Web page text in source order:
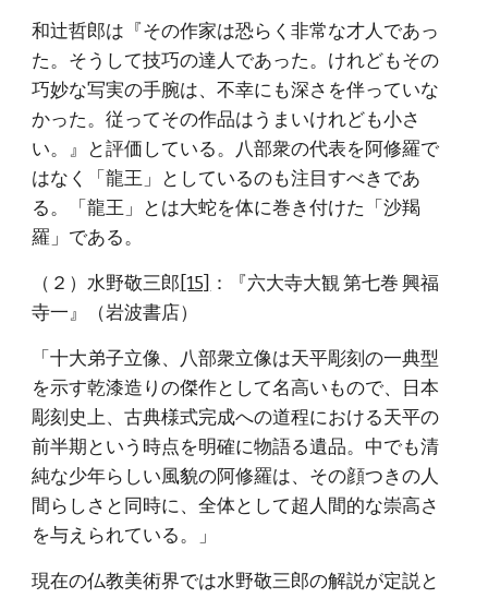
和辻哲郎は『その作家は恐らく非常な才人であっ
た。そうして技巧の達人であった。けれどもその
巧妙な写実の手腕は、不幸にも深さを伴っていな
かった。従ってその作品はうまいけれども小さ
い。』と評価している。八部衆の代表を阿修羅で
はなく「龍王」としているのも注目すべきであ
る。「龍王」とは大蛇を体に巻き付けた「沙羯
羅」である。
（２）水野敬三郎 [15]
：『六大寺大観 第七巻 興福
寺一』（岩波書店）
「十大弟子立像、八部衆立像は天平彫刻の一典型
を示す乾漆造りの傑作として名高いもので、日本
彫刻史上、古典様式完成への道程における天平の
前半期という時点を明確に物語る遺品。中でも清
純な少年らしい風貌の阿修羅は、その顔つきの人
間らしさと同時に、全体として超人間的な崇高さ
を与えられている。」
現在の仏教美術界では水野敬三郎の解説が定説と